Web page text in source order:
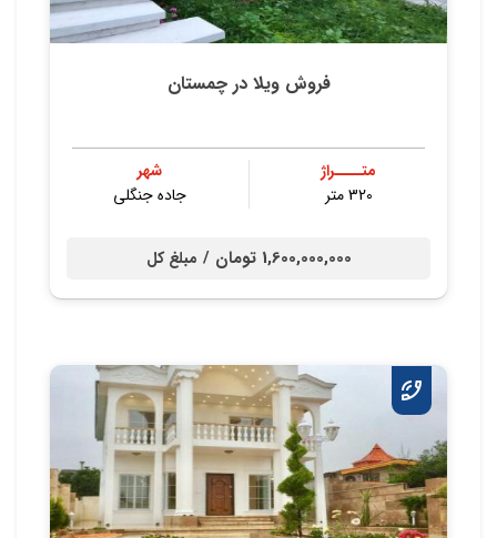
فروش ویلا در چمستان
متــــراژ
320 متر
شهر
جاده جنگلی
1,600,000,000 تومان / مبلغ کل